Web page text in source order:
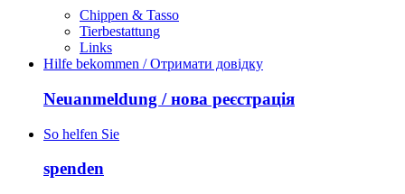
Chippen & Tasso
Tierbestattung
Links
Hilfe bekommen / Отримати довідку
Neuanmeldung / нова реєстрація
So helfen Sie
spenden